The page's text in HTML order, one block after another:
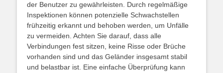
der Benutzer zu gewährleisten. Durch regelmäßige
Inspektionen können potenzielle Schwachstellen
frühzeitig erkannt und behoben werden, um Unfälle
zu vermeiden. Achten Sie darauf, dass alle
Verbindungen fest sitzen, keine Risse oder Brüche
vorhanden sind und das Geländer insgesamt stabil
und belastbar ist. Eine einfache Überprüfung kann